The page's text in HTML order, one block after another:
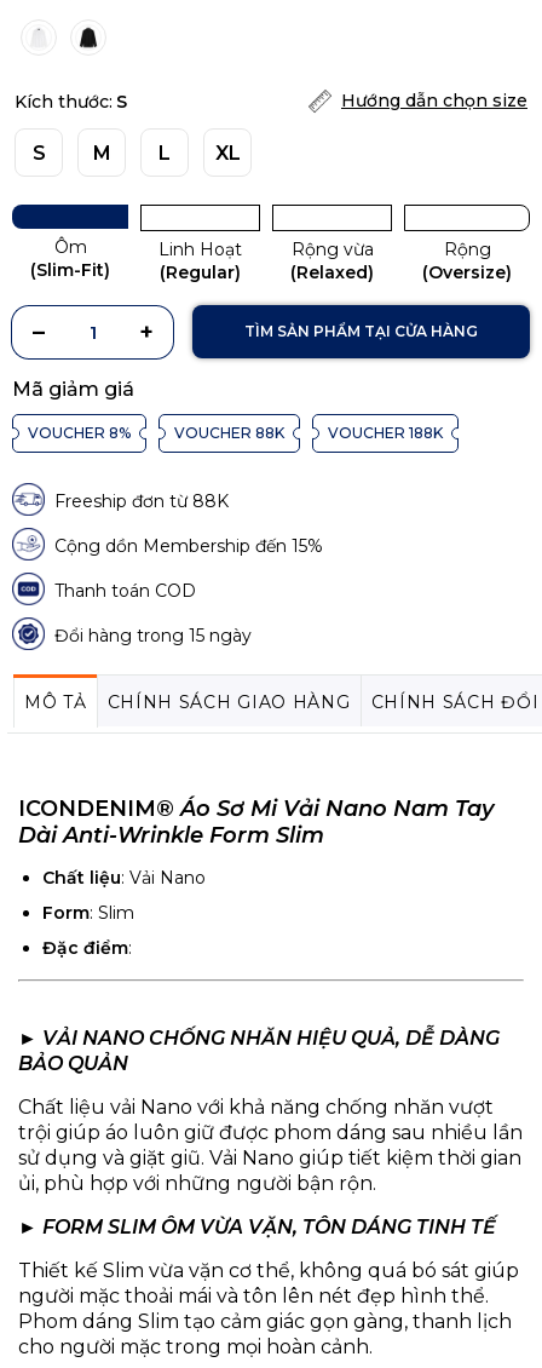
Mã giảm giá
VOUCHER 8% VOUCHER 88K VOUCHER 188K
Kích thước: S Hướng dẫn chọn size
S M L XL
Ôm
(Slim-Fit)
Linh Hoạt
(Regular)
Rộng vừa
(Relaxed)
Rộng
(Oversize)
TÌM SẢN PHẨM TẠI CỬA HÀNG
Freeship đơn từ 88K
Cộng dồn Membership đến 15%
Thanh toán COD
Đổi hàng trong 15 ngày
MÔ TẢ CHÍNH SÁCH GIAO HÀNG CHÍNH SÁCH
ICONDENIM®Áo Sơ Mi Vải Nano Nam Tay
Dài Anti-Wrinkle Form Slim
Chất liệu: Vải Nano
Form: Slim
Đặc điểm:
► VẢI NANO CHỐNG NHĂN HIỆU QUẢ, DỄ DÀNG
BẢO QUẢN
Chất liệu vải Nano với khả năng chống nhăn vượt
trội giúp áo luôn giữ được phom dáng sau nhiều lần
sử dụng và giặt giũ. Vải Nano giúp tiết kiệm thời gian
ủi, phù hợp với những người bận rộn.
► FORM SLIM ÔM VỪA VẶN, TÔN DÁNG TINH TẾ
Thiết kế Slim vừa vặn cơ thể, không quá bó sát giúp
người mặc thoải mái và tôn lên nét đẹp hình thể.
Phom dáng Slim tạo cảm giác gọn gàng, thanh lịch
cho người mặc trong mọi hoàn cảnh.